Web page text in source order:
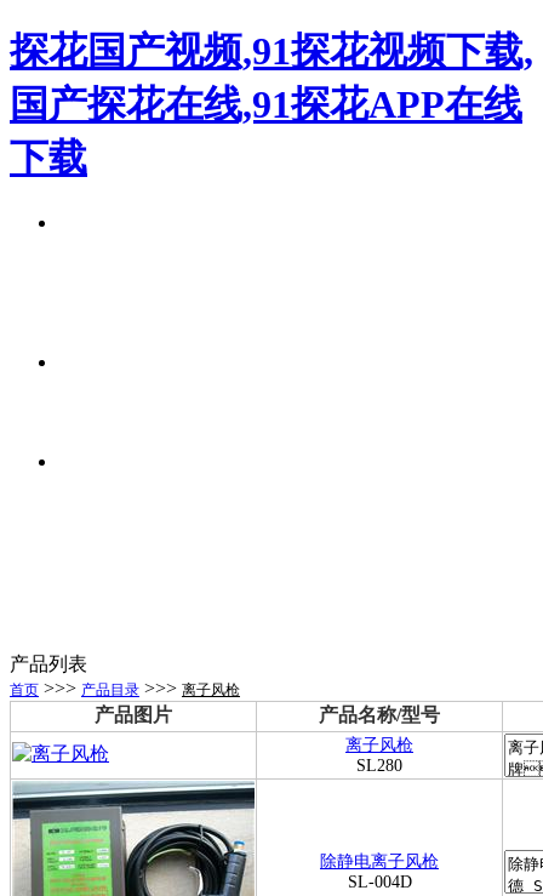
探花国产视频,91探花视频下载,
国产探花在线,91探花APP在线
下载
产品列表
首页 >>> 产品目录 >>> 离子风枪
产品图片 产品名称/型号
离子风枪
SL280
除静电离子风枪
SL-004D